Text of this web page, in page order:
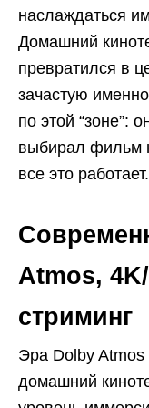
наслаждаться
Домашний
превратился в
зачастую
по этой “зоне”:
выбирал фильм
все это работает.
Atmos,
стриминг
Эра Dolby Atmos
домашний